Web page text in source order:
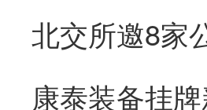
康泰装备挂